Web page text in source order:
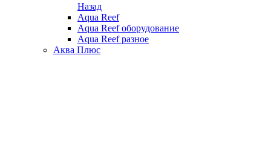
Назад
Aqua Reef
Aqua Reef оборудование
Aqua Reef разное
Аква Плюс